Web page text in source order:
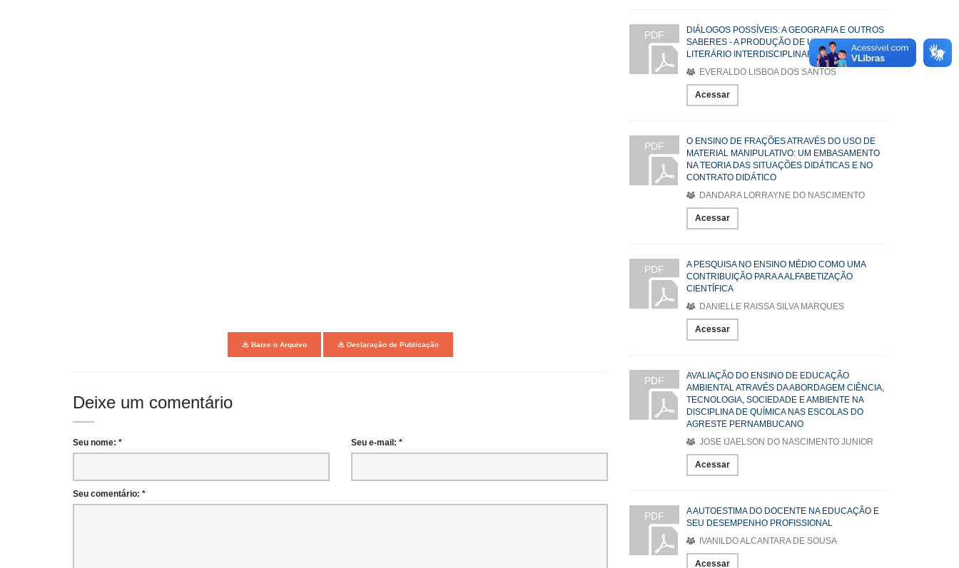
Baixe o Arquivo Declaração de Publicação
Deixe um comentário
Seu nome: * Seu e-mail: *
Seu comentário: *
PDF
DIÁLOGOS POSSÍVEIS: A GEOGRAFIA E OUTROS
SABERES - A PRODUÇÃO DE UM CONTO
LITERÁRIO INTERDISCIPLINAR
EVERALDO LISBOA DOS SANTOS
Acessar
PDF
O ENSINO DE FRAÇÕES ATRAVÉS DO USO DE
MATERIAL MANIPULATIVO: UM EMBASAMENTO
NA TEORIA DAS SITUAÇÕES DIDÁTICAS E NO
CONTRATO DIDÁTICO
DANDARA LORRAYNE DO NASCIMENTO
Acessar
PDF
A PESQUISA NO ENSINO MÉDIO COMO UMA
CONTRIBUIÇÃO PARA A ALFABETIZAÇÃO
CIENTÍFICA
DANIELLE RAISSA SILVA MARQUES
Acessar
PDF
AVALIAÇÃO DO ENSINO DE EDUCAÇÃO
AMBIENTAL ATRAVÉS DA ABORDAGEM CIÊNCIA,
TECNOLOGIA, SOCIEDADE E AMBIENTE NA
DISCIPLINA DE QUÍMICA NAS ESCOLAS DO
AGRESTE PERNAMBUCANO
JOSE IJAELSON DO NASCIMENTO JUNIOR
Acessar
PDF
A AUTOESTIMA DO DOCENTE NA EDUCAÇÃO E
SEU DESEMPENHO PROFISSIONAL
IVANILDO ALCANTARA DE SOUSA
Acessar